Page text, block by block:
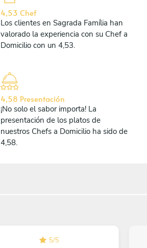
4,53 Chef
Los clientes en Sagrada Família han
valorado la experiencia con su Chef a
Domicilio con un 4,53.
4,58 Presentación
¡No solo el sabor importa! La
presentación de los platos de
nuestros Chefs a Domicilio ha sido de
4,58.
5/5